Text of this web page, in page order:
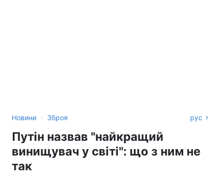
Новини › Зброя рус
Путін назвав "найкращий
винищувач у світі": що з ним не
так